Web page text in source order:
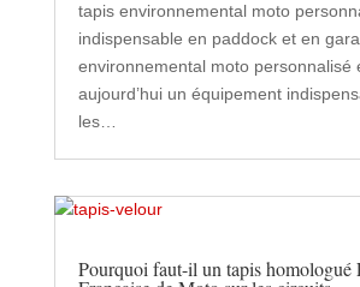
tapis environnemental moto
indispensable en paddock et en
environnemental moto personnalisé
aujourd’hui un équipement
les…
Pourquoi faut-il un tapis homologué